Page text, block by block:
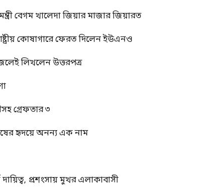
বেগম খালেদা জিয়ার মাজার জিয়ারত
কোষাগারে ফেরত দিলেন ইউএনও
লিখলেন উত্তরপত্র
গ্রেফতার ৩
হৃদয়ে অনন্য এক নাম
প্রশংসায় মুখর এলাকাবাসী